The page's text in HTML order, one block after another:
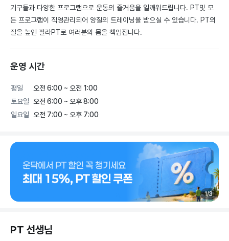
기구들과 다양한 프로그램으로 운동의 즐거움을 일깨워드립니다. PT및 모
든 프로그램이 직영관리되어 양질의 트레이닝을 받으실 수 있습니다. PT의
질을 높인 필라PT로 여러분의 몸을 책임집니다.
운영 시간
평일
오전 6:00 ~ 오전 1:00
토요일
오전 6:00 ~ 오후 8:00
일요일
오전 7:00 ~ 오후 7:00
1/3
PT 선생님